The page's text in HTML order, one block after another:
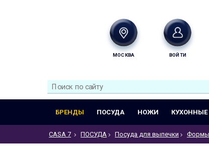
МОСКВА ВОЙТИ
БРЕНДЫ ПОСУДА НОЖИ КУХОННЫЕ
CASA 7 ПОСУДА Посуда для выпечки Формы